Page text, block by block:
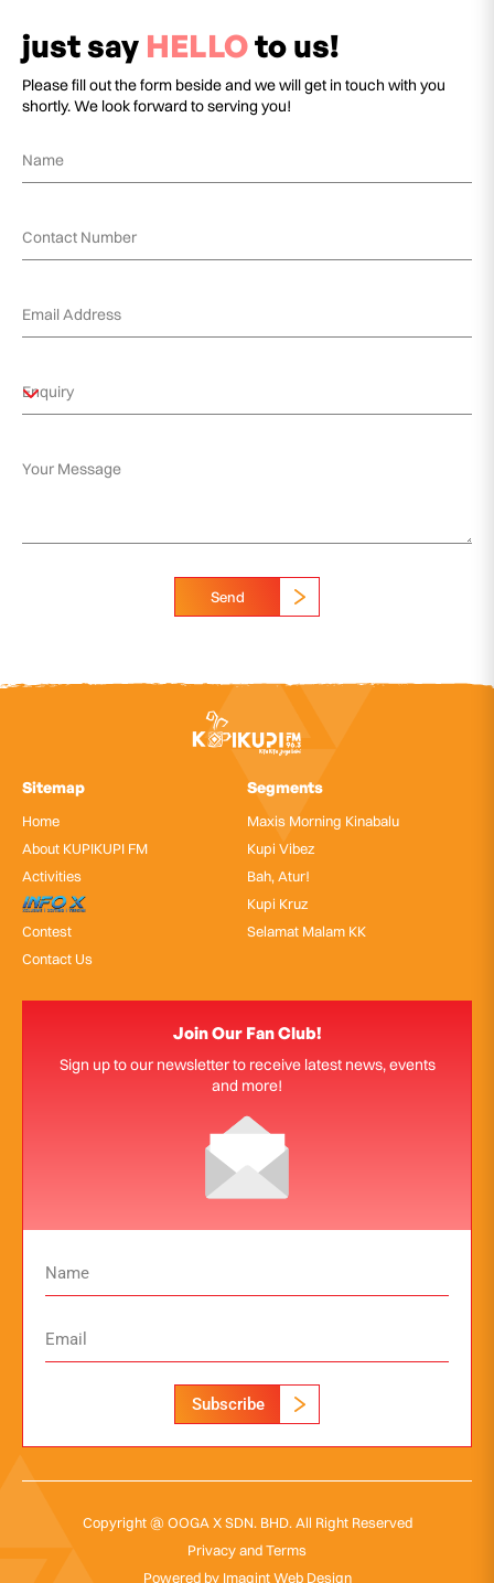
just say HELLOto us!
Please fill out the form beside and we will get in touch with you
shortly. We look forward to serving you!
Send
Sitemap
Home
About KUPIKUPI FM
Activities
InfoX
Contest
Contact Us
Segments
Maxis Morning Kinabalu
Kupi Vibez
Bah, Atur!
Kupi Kruz
Selamat Malam KK
Join Our Fan Club!
Sign up to our newsletter to receive latest news, events
and more!
Subscribe
Copyright @ OOGA X SDN. BHD. All Right Reserved
Privacy and Terms
Powered by Imagint Web Design